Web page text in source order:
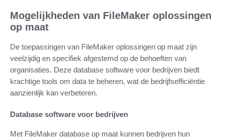
Mogelijkheden van FileMaker oplossingen
op maat
De toepassingen van FileMaker oplossingen op maat zijn
veelzijdig en specifiek afgestemd op de behoeften van
organisaties. Deze database software voor bedrijven biedt
krachtige tools om data te beheren, wat de bedrijfsefficiëntie
aanzienlijk kan verbeteren.
Database software voor bedrijven
Met FileMaker database op maat kunnen bedrijven hun